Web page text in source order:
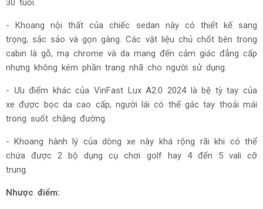
30 tuổi.
- Khoang nội thất của chiếc sedan này có thiết kế sang
trọng, sắc sảo và gọn gàng. Các vật liệu chủ chốt bên trong
cabin là gỗ, mạ chrome và da mang đến cảm giác đẳng cấp
nhưng không kém phần trang nhã cho người sử dụng.
- Ưu điểm khác của VinFast Lux A2.0 2024 là bệ tỳ tay của
xe được bọc da cao cấp, người lái có thể gác tay thoải mái
trong suốt chặng đường.
- Khoang hành lý của dòng xe này khá rộng rãi khi có thể
chứa được 2 bộ dụng cụ chơi golf hay 4 đến 5 vali cỡ
trung.
Nhược điểm: